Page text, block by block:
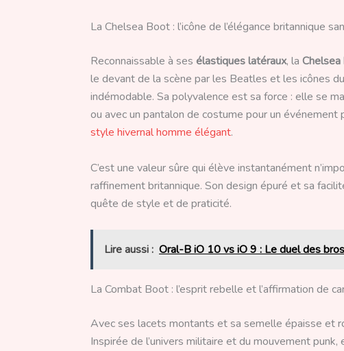
La Chelsea Boot : l’icône de l’élégance britannique
Reconnaissable à ses élastiques latéraux, la
le devant de la scène par les Beatles et les icônes
indémodable. Sa polyvalence est sa force : elle se
ou avec un pantalon de costume pour un
style hivernal homme élégant.
C’est une valeur sûre qui élève instantanément
raffinement britannique. Son design épuré et sa
quête de style et de praticité.
Lire aussi : Oral-B iO 10 vs iO 9 : Le duel des
La Combat Boot : l’esprit rebelle et l’affirmation de
Avec ses lacets montants et sa semelle épaisse et
Inspirée de l’univers militaire et du mouvement